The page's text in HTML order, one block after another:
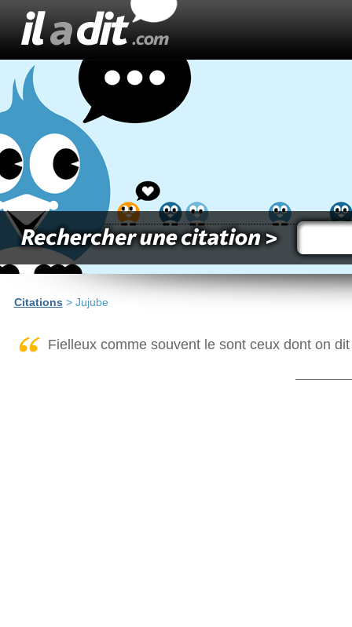
Citations > Jujube
Fielleux comme souvent le sont ceux dont on